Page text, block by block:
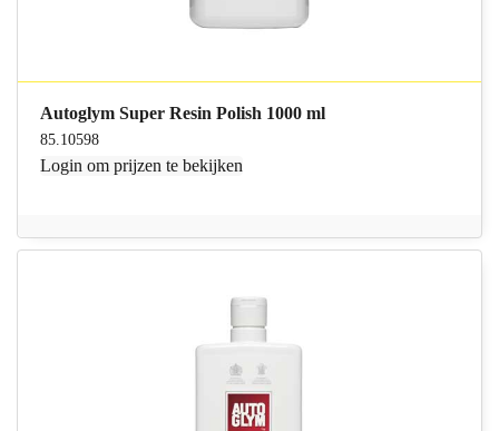
Autoglym Super Resin Polish 1000 ml
85.10598
Login om prijzen te bekijken